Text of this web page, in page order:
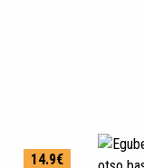
14.9€